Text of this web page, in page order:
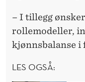
– I tillegg
rollemodeller,
kjønnsbalanse i
LES OGSÅ: